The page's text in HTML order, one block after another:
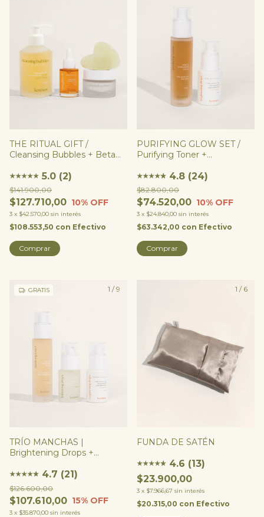
THE RITUAL GIFT /
Cleansing Bubbles + Beta
Smooth Potion (opción
neceser)
★★★★★ 5.0 (2)
$127.710,00
$141.900,00
10% OFF
3 x $42.570,00 sin interés
$108.553,50 con Efectivo
Comprar
PURIFYING GLOW SET /
Purifying Toner +
★★★★★
★ 4.8 (24)
$74.520,00
$82.800,00
10% OFF
3 x $24.840,00 sin interés
$63.342,00 con Efectivo
1 /9
GRATIS
TRÍO MANCHAS |
Brightening Drops +
Renovador (opción intensa
o suave)
★★★★★
★ 4.7 (21)
$107.610,00
$126.600,00
15% OFF
3 x $35.870,00 sin interés
1 / 6
FUNDA DE SATÉN
★★★★★
★ 4.6 (13)
$23.900,00
3 x $7.966,67 sin interés
$20.315,00 con Efectivo